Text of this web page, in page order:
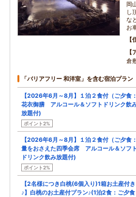
岡
し
な
お
倉
「バリアフリー 和洋室」を含む宿泊プラン
【2026年6月～8月】１泊２食付（ご夕食：
花衣御膳 アルコール＆ソフトドリンク飲
放題付)
ポイント2%
【2026年6月～8月】１泊２食付（ご夕食：
量をおさえた四季会席 アルコール＆ソフト
ドリンク飲み放題付)
ポイント2%
【2名様につき白桃(6個入り)1箱お土産付き
♪】白桃のお土産付プラン♪(1泊2食：ご夕食